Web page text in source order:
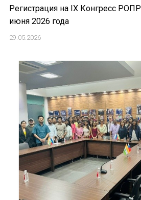
Регистрация на IX Конгресс
июня 2026 года
29.05.2026